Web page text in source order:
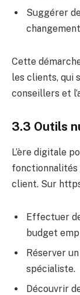
Suggérer
Cette
les clients, qui
conseillers et
3.3 Outils
L’ère digitale
fonctionnalités
client. Sur
Effectuer
budget
Réserver
spécialiste.
Découvrir